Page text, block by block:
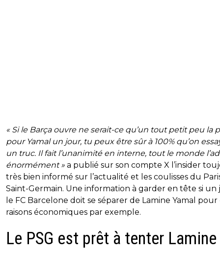
« Si le Barça ouvre ne serait-ce qu’un tout petit peu la
pour Yamal un jour, tu peux être sûr à 100% qu’on
un truc. Il fait l’unanimité en interne, tout le monde
énormément » a publié sur son compte X l’insider
très bien informé sur l’actualité et les coulisses du
Saint-Germain. Une information à garder en tête si un
le FC Barcelone doit se séparer de Lamine Yamal pour
raisons économiques par exemple.
Le PSG est prêt à tenter Lamine